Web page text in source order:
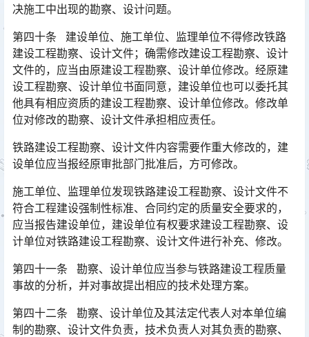
决施工中出现的勘察、设计问题。󠅅󠅃󠄵󠅂󠄪󠇖󠆨󠆨󠇕󠆞󠆒󠅬󠇘󠆭󠆘󠇙󠆝󠅵󠇗󠆭󠆁󠄐󠇗󠅹󠅸󠇖󠆍󠅳󠇖󠅹󠅰󠇖󠆌󠅹
第四十条 建设单位、施工单位、监理单位不得修改铁路
建设工程勘察、设计文件；确需修改建设工程勘察、设计
文件的，应当由原建设工程勘察、设计单位修改。经原建
设工程勘察、设计单位书面同意，建设单位也可以委托其
他具有相应资质的建设工程勘察、设计单位修改。修改单
位对修改的勘察、设计文件承担相应责任。󠅅󠅃󠄵󠅂󠄪󠇖󠆨󠆨󠇕󠆞󠆒󠅬󠇘󠆭󠆘󠇙󠆝󠅵󠇗󠆭󠆁󠄐󠇗󠅹󠅸󠇖󠆍󠅳󠇖󠅹󠅰󠇖󠆌󠅹
铁路建设工程勘察、设计文件内容需要作重大修改的，建
设单位应当报经原审批部门批准后，方可修改。
施工单位、监理单位发现铁路建设工程勘察、设计文件不
符合工程建设强制性标准、合同约定的质量安全要求的，
应当报告建设单位，建设单位有权要求建设工程勘察、设
计单位对铁路建设工程勘察、设计文件进行补充、修改。󠅅󠅃󠄵󠅂󠄪󠇖󠆨󠆨󠇕󠆞󠆒󠅬󠇘󠆭󠆘󠇙󠆝󠅵󠇗󠆭󠆁󠄐󠇗󠅹󠅸󠇖󠆍󠅳󠇖󠅹󠅰󠇖󠆌󠅹
第四十一条 勘察、设计单位应当参与铁路建设工程质量
事故的分析，并对事故提出相应的技术处理方案。
第四十二条 勘察、设计单位及其法定代表人对本单位编
制的勘察、设计文件负责，技术负责人对其负责的勘察、